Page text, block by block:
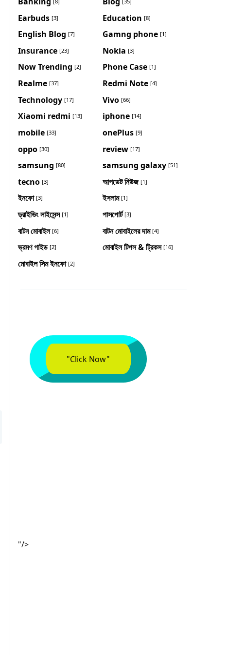
Earbuds [3] Education [8]
English Blog [7] Gamng phone [1]
Insurance [23] Nokia [3]
Now Trending [2] Phone Case [1]
Realme [37] Redmi Note [4]
Technology [17] Vivo [66]
Xiaomi redmi [13] iphone [14]
mobile [33] onePlus [9]
oppo [30] review [17]
samsung [80] samsung galaxy [51]
tecno [3] আপডেট নিউজ [1]
ইনফো [3] ইসলাম [1]
ড্রাইভিং লাইসেন্স [1] পাসপোর্ট [3]
বাটন মোবাইল [6] বাটন মোবাইলের দাম [4]
ভ্রমণ গাইড [2] মোবাইল টিপস & ট্রিকস [16]
মোবাইল সিম ইনফো [2]
"/>